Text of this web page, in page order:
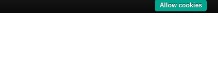
Allow cookies